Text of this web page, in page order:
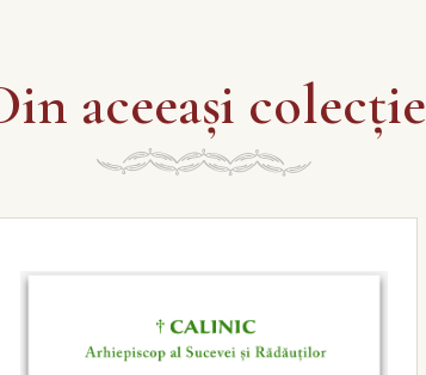
aceeași colecție